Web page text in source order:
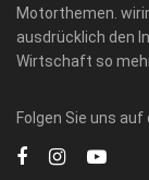
Motorthemen.
ausdrücklich den
Wirtschaft so
Folgen Sie uns